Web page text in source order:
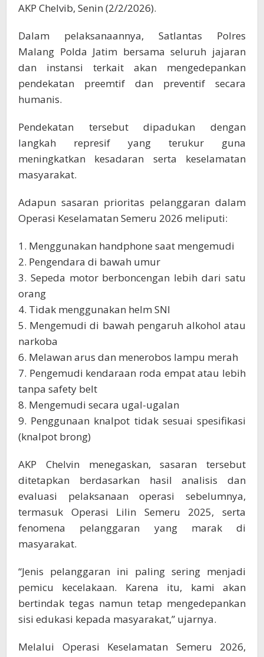
AKP Chelvib, Senin (2/2/2026).
Dalam pelaksanaannya, Satlantas Polres
Malang Polda Jatim bersama seluruh jajaran
dan instansi terkait akan mengedepankan
pendekatan preemtif dan preventif secara
humanis.
Pendekatan tersebut dipadukan dengan
langkah represif yang terukur guna
meningkatkan kesadaran serta keselamatan
masyarakat.
Adapun sasaran prioritas pelanggaran dalam
Operasi Keselamatan Semeru 2026 meliputi:
1. Menggunakan handphone saat mengemudi
2. Pengendara di bawah umur
3. Sepeda motor berboncengan lebih dari satu
orang
4. Tidak menggunakan helm SNI
5. Mengemudi di bawah pengaruh alkohol atau
narkoba
6. Melawan arus dan menerobos lampu merah
7. Pengemudi kendaraan roda empat atau lebih
tanpa safety belt
8. Mengemudi secara ugal-ugalan
9. Penggunaan knalpot tidak sesuai spesifikasi
(knalpot brong)
AKP Chelvin menegaskan, sasaran tersebut
ditetapkan berdasarkan hasil analisis dan
evaluasi pelaksanaan operasi sebelumnya,
termasuk Operasi Lilin Semeru 2025, serta
fenomena pelanggaran yang marak di
masyarakat.
“Jenis pelanggaran ini paling sering menjadi
pemicu kecelakaan. Karena itu, kami akan
bertindak tegas namun tetap mengedepankan
sisi edukasi kepada masyarakat,” ujarnya.
Melalui Operasi Keselamatan Semeru 2026,